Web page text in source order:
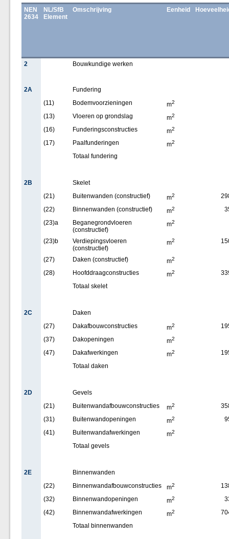
NEN
2634
NL/SfB
Element
Omschrijving Eenheid
2 Bouwkundige werken
2A
Fundering
(11)
Bodemvoorzieningen m2
(13) Vloeren op grondslag m2
(16) Funderingsconstructies m2
(17) Paalfunderingen m2
Totaal fundering
2B
Skelet
(21)
Buitenwanden (constructief) m2
(22)
Binnenwanden (constructief) m2
(23)a
Beganegrondvloeren
(constructief)
m2
(23)b
Verdiepingsvloeren
(constructief)
m2
(27) Daken (constructief) m2
(28) Hoofddraagconstructies m2
Totaal skelet
2C
Daken
(27)
Dakafbouwconstructies m2
(37)
Dakopeningen m2
(47) Dakafwerkingen m2
Totaal daken
2D
Gevels
(21)
Buitenwandafbouwconstructies m2
(31)
Buitenwandopeningen m2
(41)
Buitenwandafwerkingen m2
Totaal gevels
2E
Binnenwanden
(22)
Binnenwandafbouwconstructies m2
(32)
Binnenwandopeningen m2
(42)
Binnenwandafwerkingen m2
Totaal binnenwanden